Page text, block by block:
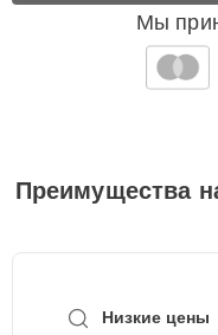
Мы
Преимущества
Низкие цены